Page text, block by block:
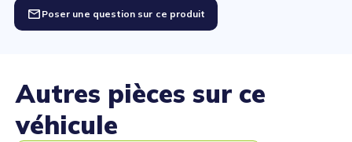
Poser une question sur ce produit
Autres pièces sur ce
véhicule